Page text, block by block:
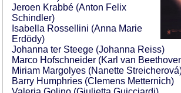
Jeroen Krabbé (Anton Felix
Schindler)
Isabella Rossellini (Anna Marie
Erdödy)
Johanna ter Steege (Johanna Reiss)
Marco Hofschneider (Karl van
Miriam Margolyes (Nanette
Barry Humphries (Clemens Metternich)